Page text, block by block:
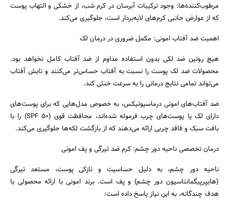
مرطوب‌کننده‌ها: وجود ترکیبات آبرسان در کرم شب، از خشکی و التهاب پوست
که از عوارض جانبی کرم‌های لایه‌بردار است، جلوگیری می‌کند.
اهمیت ضد آفتاب امونی: مکمل ضروری در درمان لک
هیچ روتین ضد لکی بدون استفاده مداوم از ضد آفتاب کامل نخواهد بود.
محصولات ضد لک پوست را نسبت به آفتاب حساس‌تر می‌کنند و تابش آفتاب
می‌تواند تمامی نتایج درمانی را به سرعت خنثی کند.
ضد آفتاب‌های امونی درماسیوتیکس، به خصوص مدل‌هایی که برای پوست‌های
دارای لک یا پوست‌های چرب فرموله شده‌اند، محافظت قوی (SPF 50) را با
بافت سبک و فاقد چربی ارائه می‌دهند که از بازگشت لکه‌ها جلوگیری می‌کند.
درمان تخصصی ناحیه دور چشم: کرم ضد تیرگی و پف امونی
ناحیه دور چشم، به دلیل حساسیت و نازکی پوست، مستعد تیرگی
(هایپرپیگمانتاسیون دور چشم) و پف است. برند امونی با ارائه محصولی با
هدف چندگانه، به این نیاز پاسخ داده است: